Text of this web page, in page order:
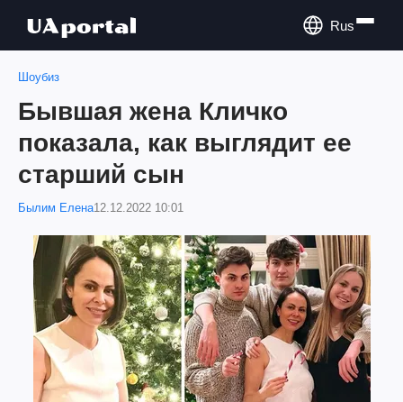
Rus
Шоубиз
Бывшая жена Кличко
показала, как выглядит ее
старший сын
Былим Елена12.12.2022 10:01